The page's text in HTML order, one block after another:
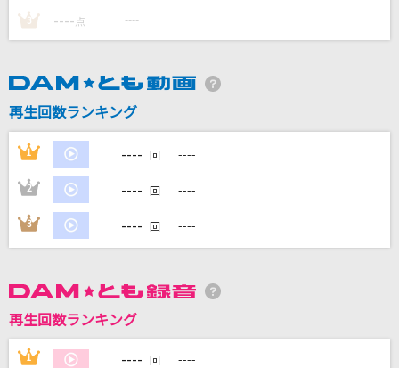
Reol
きただにひろし
いいんですか?
RADWIMPS
やさしいキスをして
DREAMS COME TRUE
DAMの新曲・ランキングなど
3 ---- 点 ----
再生回数ランキング
1 ---- 回 ----
2 ---- 回 ----
3 ---- 回 ----
再生回数ランキング
1 ---- 回 ----